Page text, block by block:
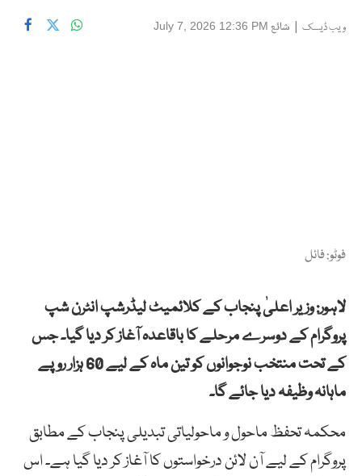
ویب ڈیسک | شائع July 7, 2026 12:36 PM
فوٹو: فائل
لاہور: وزیر اعلیٰ پنجاب کے کلائمیٹ لیڈرشپ انٹرن شپ
پروگرام کے دوسرے مرحلے کا باقاعدہ آغاز کر دیا گیا۔ جس
کے تحت منتخب نوجوانوں کو تین ماہ کے لیے 60 ہزار روپے
ماہانہ وظیفہ دیا جائے گا۔
محکمہ تحفظ ماحول و ماحولیاتی تبدیلی پنجاب کے مطابق
پروگرام کے لیے آن لائن درخواستوں کا آغاز کر دیا گیا ہے۔ اس